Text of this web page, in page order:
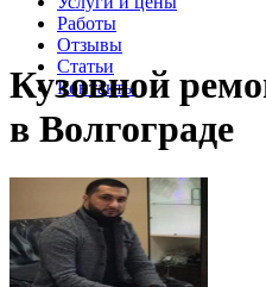
Работы
Отзывы
Статьи
Контакты
Кузовной
в Волгограде